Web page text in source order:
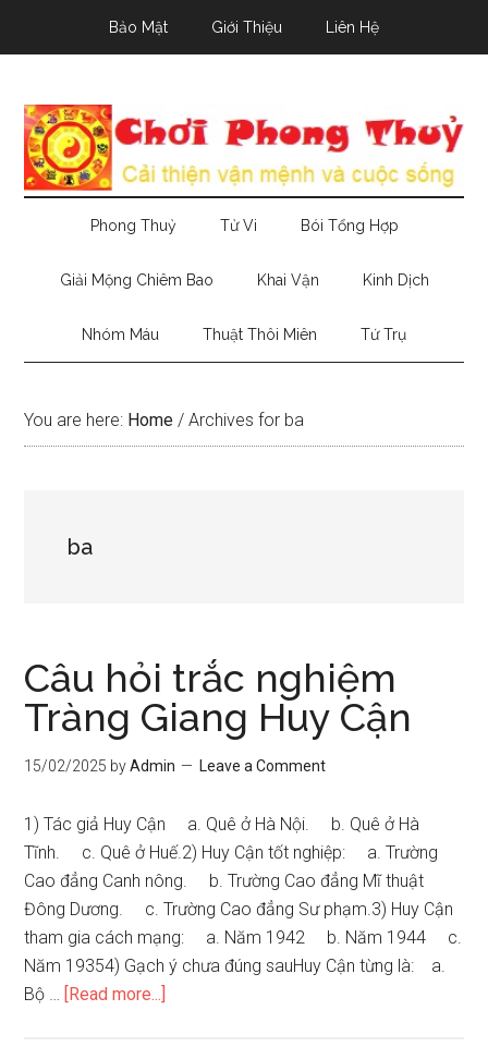
Bảo Mật Giới Thiệu Liên Hệ
Phong Thuỷ Tử Vi Bói Tổng Hợp
Giải Mộng Chiêm Bao Khai Vận Kinh Dịch
Nhóm Máu Thuật Thôi Miên Tứ Trụ
You are here: Home / Archives for ba
ba
Câu hỏi trắc nghiệm
Tràng Giang Huy Cận
15/02/2025 byAdmin Leave a Comment
1) Tác giả Huy Cận a. Quê ở Hà Nội. b. Quê ở Hà
Tĩnh. c. Quê ở Huế.2) Huy Cận tốt nghiệp: a. Trường
Cao đẳng Canh nông. b. Trường Cao đẳng Mĩ thuật
Đông Dương. c. Trường Cao đẳng Sư phạm.3) Huy Cận
tham gia cách mạng: a. Năm 1942 b. Năm 1944 c.
Năm 19354) Gạch ý chưa đúng sauHuy Cận từng là: a.
Bộ … [Read more...]